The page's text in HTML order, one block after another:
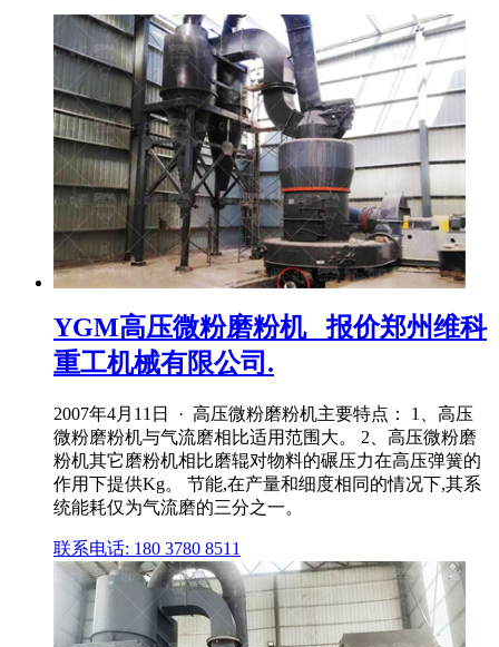
YGM高压微粉磨粉机 _报价郑州维科
重工机械有限公司.
2007年4月11日 · 高压微粉磨粉机主要特点： 1、高压
微粉磨粉机与气流磨相比适用范围大。 2、高压微粉磨
粉机其它磨粉机相比磨辊对物料的碾压力在高压弹簧的
作用下提供Kg。 节能,在产量和细度相同的情况下,其系
统能耗仅为气流磨的三分之一。
联系电话: 180 3780 8511